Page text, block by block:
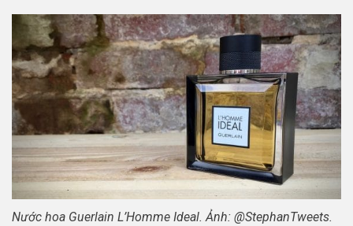
Nước hoa Guerlain L’Homme Ideal. Ảnh: @StephanTweets.